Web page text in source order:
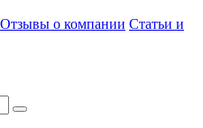
Отзывы о компании Статьи и